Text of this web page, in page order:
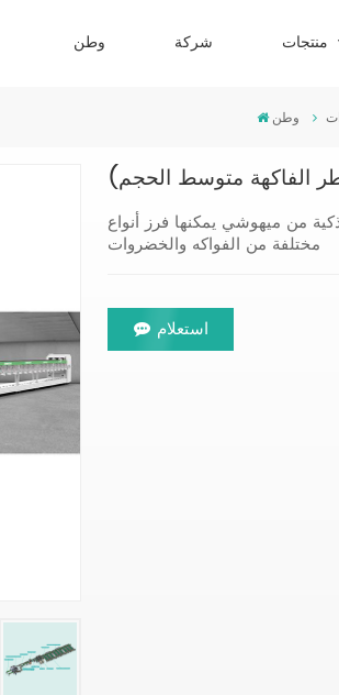
وطن شركة
وطن
الفاكهة متوسط الحجم)
من ميهوشي يمكنها فرز أنواع
مختلفة من الفواكه والخضروات
استعلام